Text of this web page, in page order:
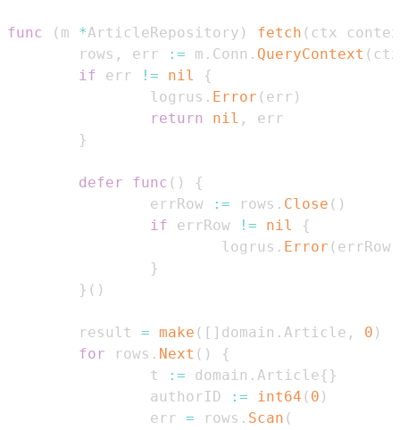
func ( m *ArticleRepository ) fetch ( ctx
        rows
, err := m . Conn . QueryContext ( ctx
if err != nil
{
                logrus
. Error ( err )
return
nil ,
}
defer func ( )
{
                errRow
:= rows . Close ( )
if errRow != nil
{
                        logrus
. Error ( errRow
}
} ( )
        result
= make ( [ ] domain . Article , 0 )
for rows . Next ( )
{
                t
:= domain . Article{ }
                authorID
:= int64 ( 0 )
                err
= rows . Scan (